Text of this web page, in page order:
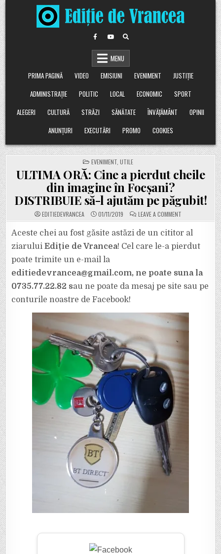
Skip
to
content
MENU
PRIMA PAGINĂ
VIDEO EMISIUNI EVENIMENT
JUSTIȚIE
ADMINISTRAȚIE
POLITIC LOCAL ECONOMIC
SPORT
ALEGERI
CULTURĂ STRĂZI SĂNĂTATE ÎNVĂȚĂMÂNT
OPINII
ANUNȚURI
EXECUTĂRI PROMO COOKIES
POSTED
IN
EVENIMENT UTILE
ULTIMA ORĂ: Cine a pierdut cheile
din imagine în Focșani?
DISTRIBUIE să-l ajutăm pe păgubit!
EDITIEDEVRANCEA 01/11/2019 LEAVE A COMMENT
ULTIMA
CINE
A
PIERDUT
CHEILE
FOCȘANI?
SĂ-
Aceste chei au fost găsite astăzi de un cititor al
ziaruluiEdiție de Vrancea! Cel care le-a pierdut
poate trimite un e-mail la
editiedevrancea@gmail.com, ne poate suna la
0735.77.22.82 sau ne poate da mesaj pe site sau pe
conturile noastre de Facebook!